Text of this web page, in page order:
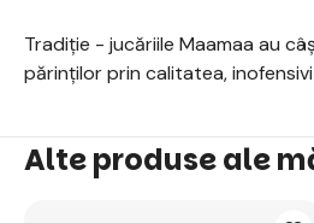
Tradiție - jucăriile Maamaa au
părinților prin calitatea,
Alte produse ale